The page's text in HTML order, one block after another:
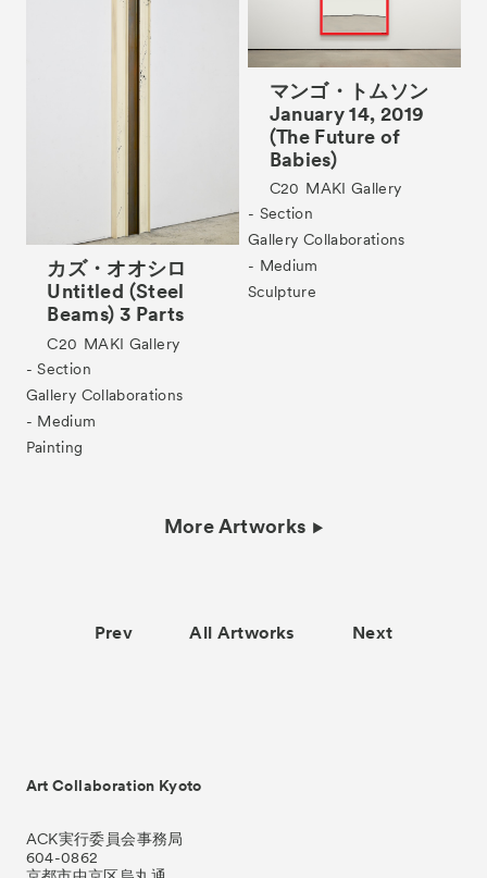
カズ・オオシロ
Untitled (Steel
Beams) 3 Parts
C20 MAKI Gallery
- Section
Gallery Collaborations
- Medium
Painting
マンゴ・トムソン
January 14, 2019
(The Future of
Babies)
C20 MAKI Gallery
- Section
Gallery Collaborations
- Medium
Sculpture
More Artworks
Prev All Artworks Next
Art Collaboration Kyoto
ACK実行委員会事務局
604-0862